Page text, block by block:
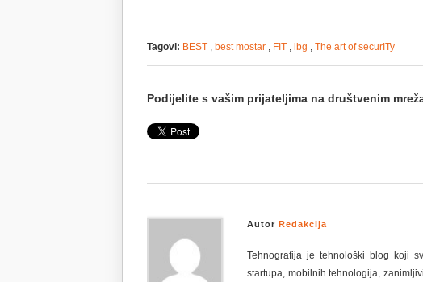
Tagovi: BEST , best mostar , FIT , lbg , The art of securITy
Podijelite s vašim prijateljima na društvenim
Autor Redakcija
Tehnografija je tehnološki blog koji
startupa, mobilnih tehnologija,